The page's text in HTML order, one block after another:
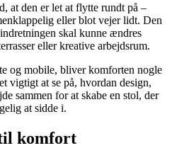
at den er let at flytte rundt på –
eller blot vejer lidt. Den
skal kunne ændres
eller kreative arbejdsrum.
og mobile, bliver komforten nogle
vigtigt at se på, hvordan design,
sammen for at skabe en stol, der
at sidde i.
komfort